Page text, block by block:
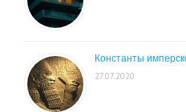
Константы
27.07.2020